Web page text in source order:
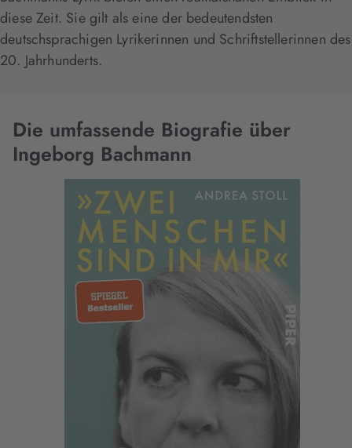
diese Zeit. Sie gilt als eine der bedeutendsten
deutschsprachigen Lyrikerinnen und Schriftstellerinnen des
20. Jahrhunderts.
Die umfassende Biografie über
Ingeborg Bachmann